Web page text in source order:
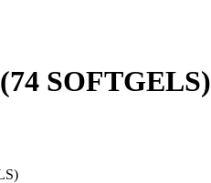
SOFTGELS)